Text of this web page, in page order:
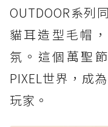
OUTDOOR系列
貓耳造型毛帽
氛。這個萬聖
PIXEL世界，成
玩家。